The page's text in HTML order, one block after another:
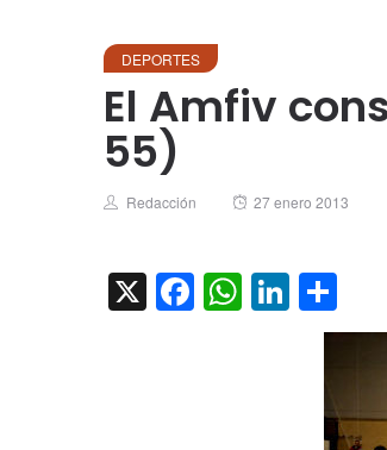
DEPORTES
El Amfiv
55)
Author
Redacción
Posted
27 enero 2013
X Facebook